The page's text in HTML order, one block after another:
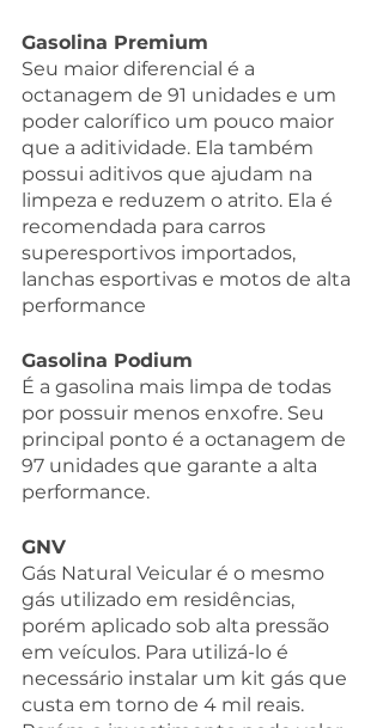
Gasolina Premium
Seu maior diferencial é a
octanagem de 91 unidades e um
poder calorífico um pouco maior
que a aditividade. Ela também
possui aditivos que ajudam na
limpeza e reduzem o atrito. Ela é
recomendada para carros
superesportivos importados,
lanchas esportivas e motos de alta
performance
Gasolina Podium
É a gasolina mais limpa de todas
por possuir menos enxofre. Seu
principal ponto é a octanagem de
97 unidades que garante a alta
performance.
GNV
Gás Natural Veicular é o mesmo
gás utilizado em residências,
porém aplicado sob alta pressão
em veículos. Para utilizá-lo é
necessário instalar um kit gás que
custa em torno de 4 mil reais.